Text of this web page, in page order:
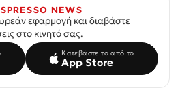
NEWS
εφαρμογή και διαβάστε
στο κινητό σας.
Κατεβάστε το από το
App Store